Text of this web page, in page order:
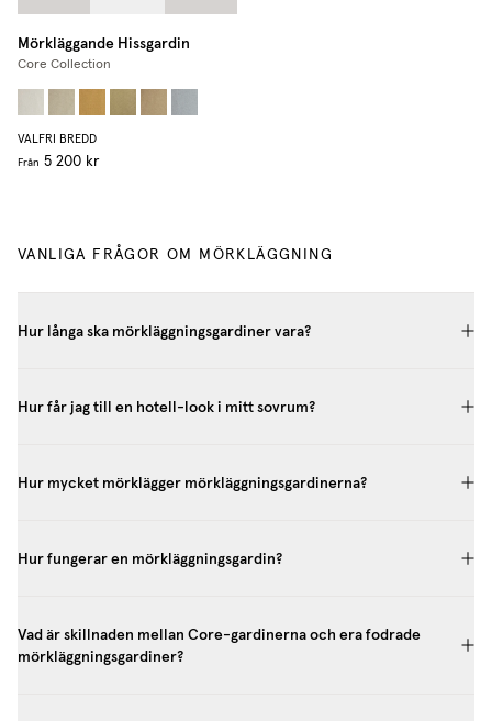
Mörkläggande Hissgardin
Core Collection
VALFRI BREDD
Från 5 200 kr
VANLIGA FRÅGOR OM MÖRKLÄGGNING
Hur långa ska mörkläggningsgardiner vara?
Hur får jag till en hotell-look i mitt sovrum?
Hur mycket mörklägger mörkläggningsgardinerna?
Hur fungerar en mörkläggningsgardin?
Vad är skillnaden mellan Core-gardinerna och era fodrade
mörkläggningsgardiner?